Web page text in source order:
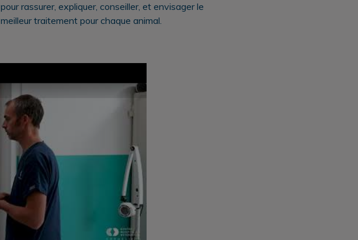
pour rassurer, expliquer, conseiller, et envisager le
meilleur traitement pour chaque animal.